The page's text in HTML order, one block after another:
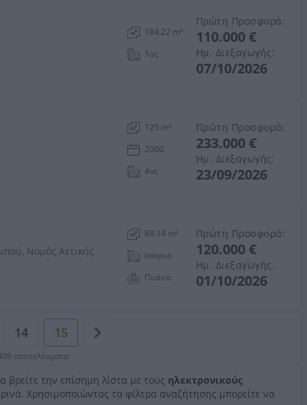
184.22 m²
1ος
Πρώτη Προσφορά:
110.000 €
Ημ. Διεξαγωγής:
07/10/2026
125 m²
2000
4ος
Πρώτη Προσφορά:
233.000 €
Ημ. Διεξαγωγής:
23/09/2026
Νομός Αττικής
88.14 m²
Ισόγειο
Πισίνα
Πρώτη Προσφορά:
120.000 €
Ημ. Διεξαγωγής:
01/10/2026
14 15
αποτελέσματα
βρείτε την επίσημη λίστα με τους ηλεκτρονικούς
Χρησιμοποιώντας τα φίλτρα αναζήτησης μπορείτε να